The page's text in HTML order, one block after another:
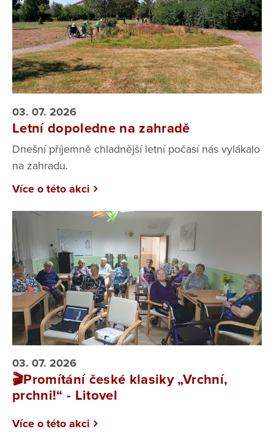
03. 07. 2026
Letní dopoledne na zahradě
Dnešní příjemně chladnější letní počasí nás vylákalo
na zahradu.
Více o této akci
03. 07. 2026
🎬Promítání české klasiky „Vrchní,
prchni!“ - Litovel
Více o této akci